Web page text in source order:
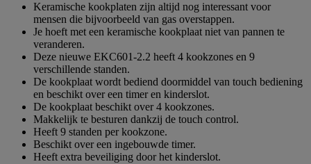
sterren.
Keramische kookplaten zijn altijd nog interessant voor
mensen die bijvoorbeeld van gas overstappen.
Je hoeft met een keramische kookplaat niet van pannen te
veranderen.
Deze nieuwe EKC601-2.2 heeft 4 kookzones en 9
verschillende standen.
De kookplaat wordt bediend doormiddel van touch bediening
en beschikt over een timer en kinderslot.
De kookplaat beschikt over 4 kookzones.
Makkelijk te besturen dankzij de touch control.
Heeft 9 standen per kookzone.
Beschikt over een ingebouwde timer.
Heeft extra beveiliging door het kinderslot.